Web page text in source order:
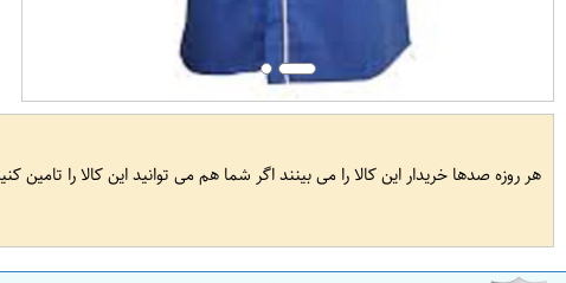
هر روزه صدها خریدار این کالا را می بینند اگر شما هم می توانید این کالا را تامین